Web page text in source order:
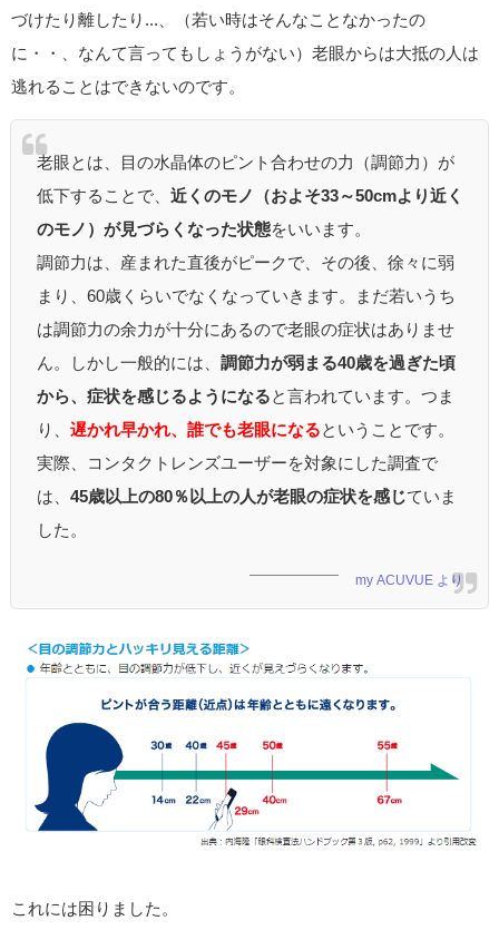
づけたり離したり...、（若い時はそんなことなかったの
に・・、なんて言ってもしょうがない）老眼からは大抵の人は
逃れることはできないのです。
老眼とは、目の水晶体のピント合わせの力（調節力）が
低下することで、 近くのモノ（およそ33～50cmより近く
のモノ）が見づらくなった状態をいいます。
調節力は、産まれた直後がピークで、その後、徐々に弱
まり、60歳くらいでなくなっていきます。まだ若いうち
は調節力の余力が十分にあるので老眼の症状はありませ
ん。しかし一般的には、 調節力が弱まる40歳を過ぎた頃
から、症状を感じるようになる と言われています。つま
り、 遅かれ早かれ、誰でも老眼になる ということです。
実際、コンタクトレンズユーザーを対象にした調査で
は、 45歳以上の80％以上の人が老眼の症状を感じていま
した。
my ACUVUE より
これには困りました。